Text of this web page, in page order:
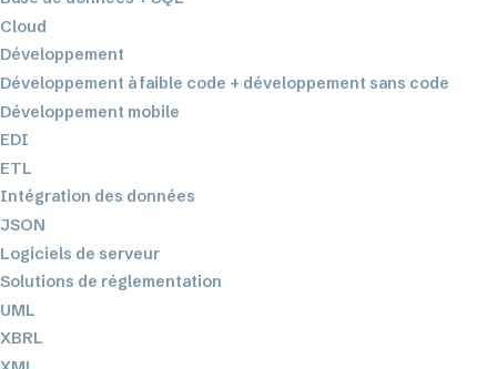
Cloud
Développement
Développement à faible code + développement sans code
Développement mobile
EDI
ETL
Intégration des données
JSON
Logiciels de serveur
Solutions de réglementation
UML
XBRL